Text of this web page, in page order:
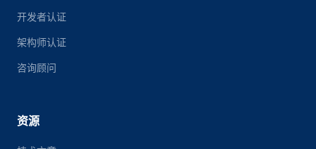
开发者认证
架构师认证
咨询顾问
资源